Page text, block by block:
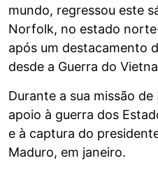
mundo, regressou este
Norfolk, no estado
após um destacamento
desde a Guerra do
Durante a sua missão
apoio à guerra dos
e à captura do
Maduro, em janeiro.